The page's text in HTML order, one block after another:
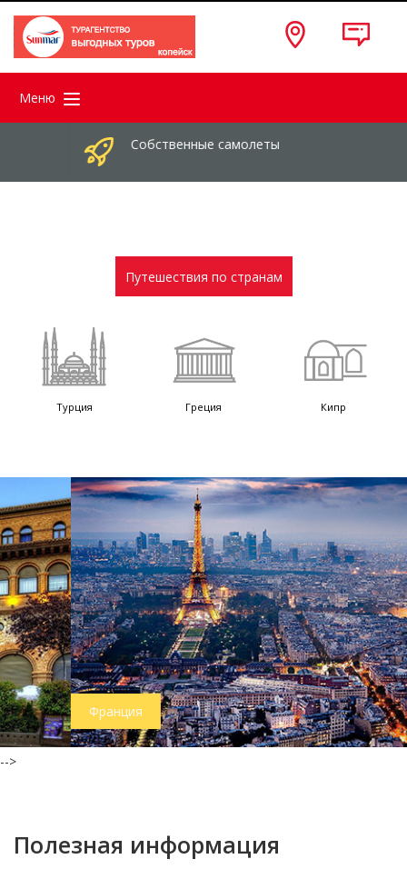
Меню
Собственные самолеты
Путешествия по странам
Турция Греция Кипр
Франция
-->
Полезная информация